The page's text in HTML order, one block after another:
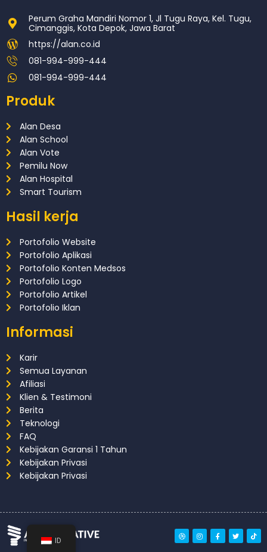
Perum Graha Mandiri Nomor 1, Jl Tugu Raya, Kel. Tugu,
Cimanggis, Kota Depok, Jawa Barat
https://alan.co.id
081-994-999-444
081-994-999-444
Produk
Alan Desa
Alan School
Alan Vote
Pemilu Now
Alan Hospital
Smart Tourism
Hasil kerja
Portofolio Website
Portofolio Aplikasi
Portofolio Konten Medsos
Portofolio Logo
Portofolio Artikel
Portofolio Iklan
Informasi
Karir
Semua Layanan
Afiliasi
Klien & Testimoni
Berita
Teknologi
FAQ
Kebijakan Garansi 1 Tahun
Kebijakan Privasi
Kebijakan Privasi
ID